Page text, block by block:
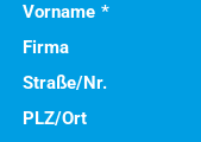
Vorname *
Firma
Straße/Nr.
PLZ/Ort